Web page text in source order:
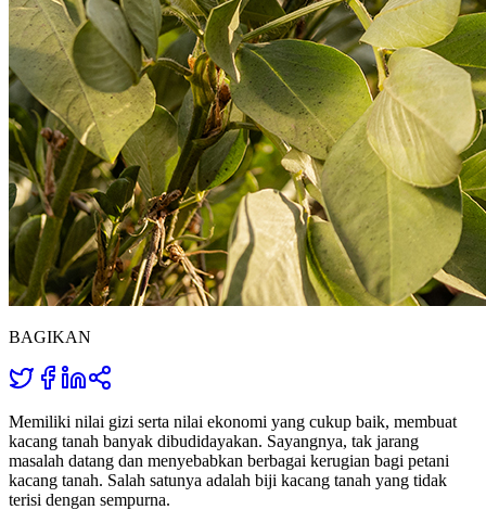
BAGIKAN
Memiliki nilai gizi serta nilai ekonomi yang cukup baik, membuat
kacang tanah banyak dibudidayakan. Sayangnya, tak jarang
masalah datang dan menyebabkan berbagai kerugian bagi petani
kacang tanah. Salah satunya adalah biji kacang tanah yang tidak
terisi dengan sempurna.